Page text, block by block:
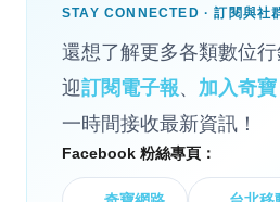
STAY CONNECTED · 訂閱與社
還想了解更多各類數位
迎訂閱電子報、 加入奇
一時間接收最新資訊！
Facebook 粉絲專頁：